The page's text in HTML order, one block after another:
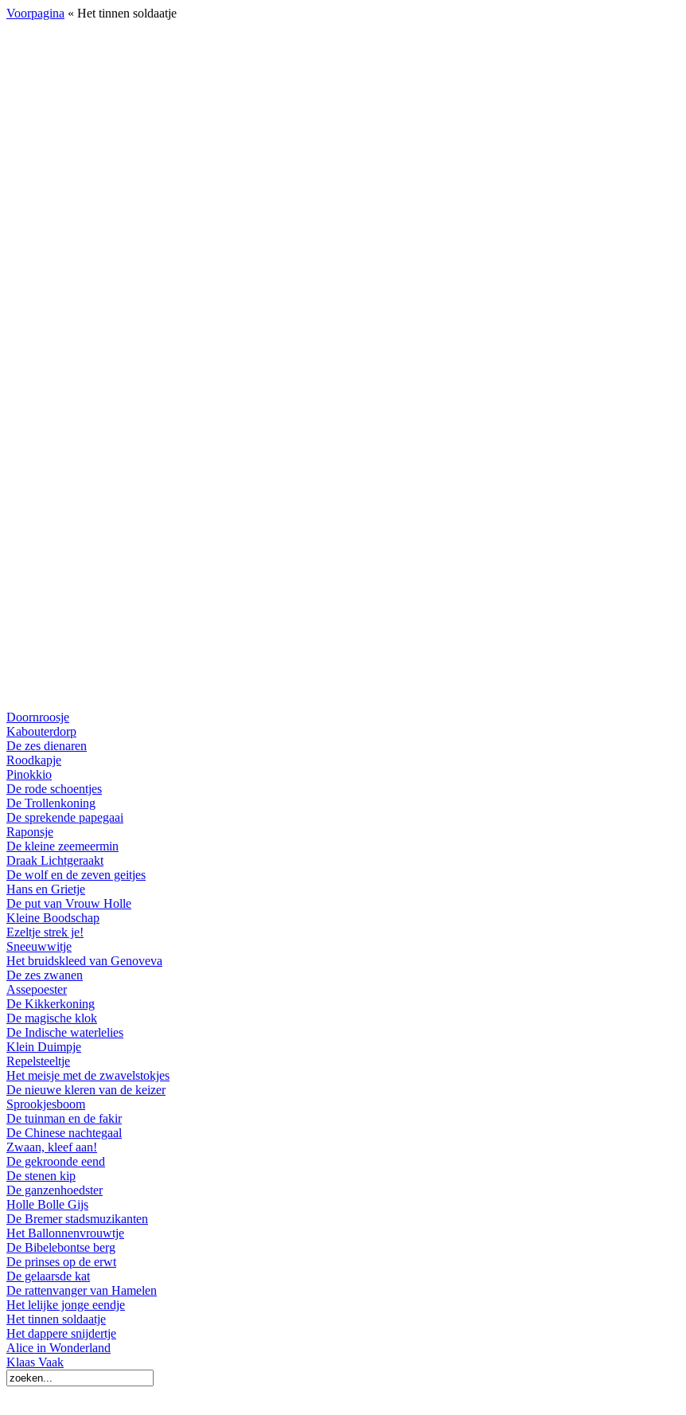
Voorpagina « Het tinnen soldaatje
Doornroosje
Kabouterdorp
De zes dienaren
Roodkapje
Pinokkio
De rode schoentjes
De Trollenkoning
De sprekende papegaai
Raponsje
De kleine zeemeermin
Draak Lichtgeraakt
De wolf en de zeven geitjes
Hans en Grietje
De put van Vrouw Holle
Kleine Boodschap
Ezeltje strek je!
Sneeuwwitje
Het bruidskleed van Genoveva
De zes zwanen
Assepoester
De Kikkerkoning
De magische klok
De Indische waterlelies
Klein Duimpje
Repelsteeltje
Het meisje met de zwavelstokjes
De nieuwe kleren van de keizer
Sprookjesboom
De tuinman en de fakir
De Chinese nachtegaal
Zwaan, kleef aan!
De gekroonde eend
De stenen kip
De ganzenhoedster
Holle Bolle Gijs
De Bremer stadsmuzikanten
Het Ballonnenvrouwtje
De Bibelebontse berg
De prinses op de erwt
De gelaarsde kat
De rattenvanger van Hamelen
Het lelijke jonge eendje
Het tinnen soldaatje
Het dappere snijdertje
Alice in Wonderland
Klaas Vaak